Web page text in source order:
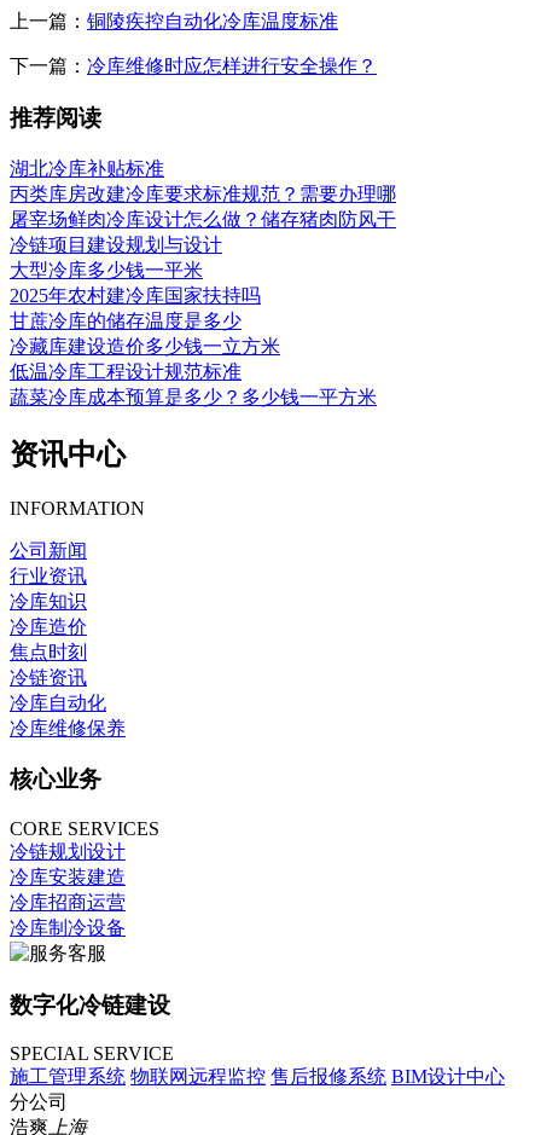
上一篇： 铜陵疾控自动化冷库温度标准
下一篇： 冷库维修时应怎样进行安全操作？
推荐阅读
湖北冷库补贴标准
丙类库房改建冷库要求标准规范？需要办理哪
屠宰场鲜肉冷库设计怎么做？储存猪肉防风干
冷链项目建设规划与设计
大型冷库多少钱一平米
2025年农村建冷库国家扶持吗
甘蔗冷库的储存温度是多少
冷藏库建设造价多少钱一立方米
低温冷库工程设计规范标准
蔬菜冷库成本预算是多少？多少钱一平方米
资讯中心
INFORMATION
公司新闻
行业资讯
冷库知识
冷库造价
焦点时刻
冷链资讯
冷库自动化
冷库维修保养
核心业务
CORE SERVICES
冷链规划设计
冷库安装建造
冷库招商运营
冷库制冷设备
数字化冷链建设
SPECIAL SERVICE
施工管理系统 物联网远程监控 售后报修系统 BIM设计中心
分公司
浩爽上海